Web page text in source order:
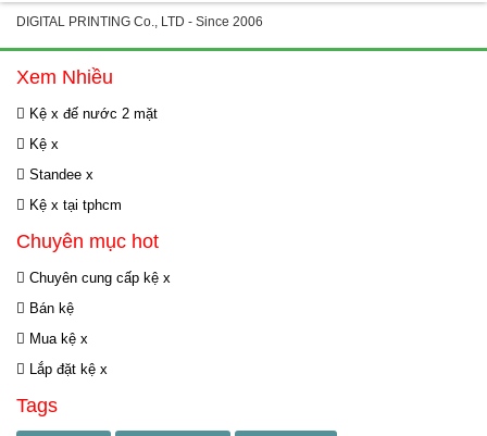
DIGITAL PRINTING Co., LTD - Since 2006
Xem Nhiều
Kệ x đế nước 2 mặt
Kệ x
Standee x
Kệ x tại tphcm
Chuyên mục hot
Chuyên cung cấp kệ x
Bán kệ
Mua kệ x
Lắp đặt kệ x
Tags